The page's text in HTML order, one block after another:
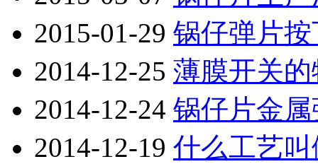
2015-01-29 锅仔弹片
2014-12-25 薄膜开关
2014-12-24 锅仔片金
2014-12-19 什么工艺